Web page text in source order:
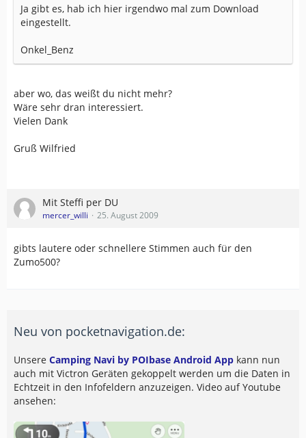
Ja gibt es, hab ich hier irgendwo mal zum Download
eingestellt.
Onkel_Benz
aber wo, das weißt du nicht mehr?
Wäre sehr dran interessiert.
Vielen Dank
Gruß Wilfried
Mit Steffi per DU
mercer_willi 25. August 2009
gibts lautere oder schnellere Stimmen auch für den
Zumo500?
Neu von pocketnavigation.de:
Unsere Camping Navi by POIbase Android App kann nun
auch mit Victron Geräten gekoppelt werden um die Daten in
Echtzeit in den Infofeldern anzuzeigen. Video auf Youtube
ansehen: